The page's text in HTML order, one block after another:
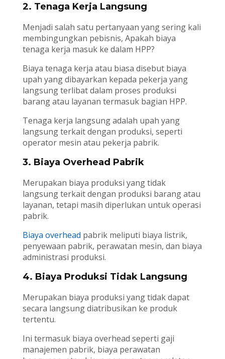
2. Tenaga Kerja Langsung
Menjadi salah satu pertanyaan yang sering kali
membingungkan pebisnis, Apakah biaya
tenaga kerja masuk ke dalam HPP?
Biaya tenaga kerja atau biasa disebut biaya
upah yang dibayarkan kepada pekerja yang
langsung terlibat dalam proses produksi
barang atau layanan termasuk bagian HPP.
Tenaga kerja langsung adalah upah yang
langsung terkait dengan produksi, seperti
operator mesin atau pekerja pabrik.
3. Biaya Overhead Pabrik
Merupakan biaya produksi yang tidak
langsung terkait dengan produksi barang atau
layanan, tetapi masih diperlukan untuk operasi
pabrik.
Biaya overhead pabrik meliputi biaya listrik,
penyewaan pabrik, perawatan mesin, dan biaya
administrasi produksi.
4. Biaya Produksi Tidak Langsung
Merupakan biaya produksi yang tidak dapat
secara langsung diatribusikan ke produk
tertentu.
Ini termasuk biaya overhead seperti gaji
manajemen pabrik, biaya perawatan